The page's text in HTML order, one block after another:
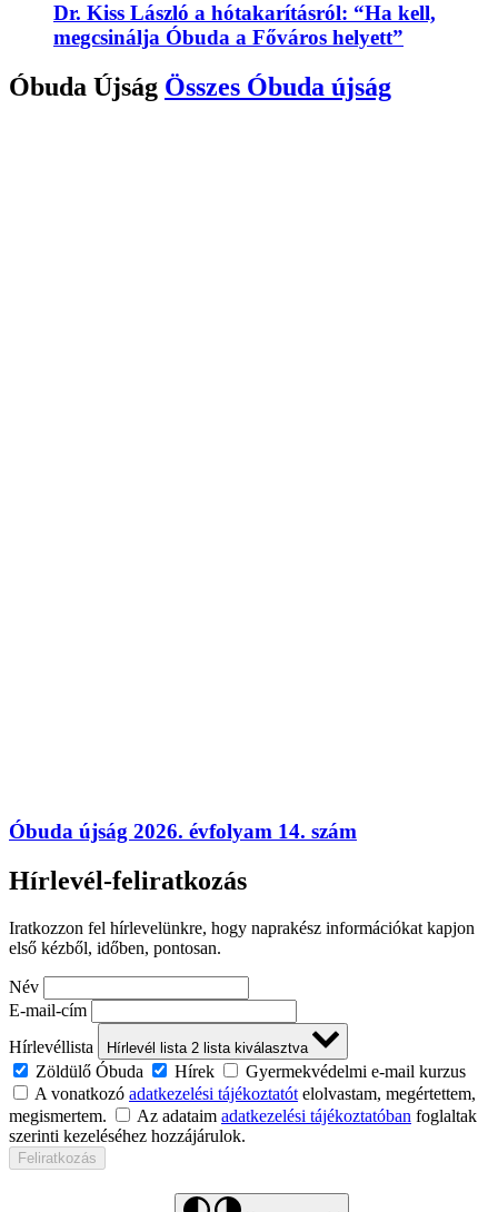
Dr. Kiss László a hótakarításról: “Ha kell,
megcsinálja Óbuda a Főváros helyett”
Óbuda Újság Összes Óbuda újság
Óbuda újság 2026. évfolyam 14. szám
Hírlevél-feliratkozás
Iratkozzon fel hírlevelünkre, hogy naprakész információkat kapjon
első kézből, időben, pontosan.
Név
E-mail-cím
Hírlevéllista
Hírlevél lista 2 lista kiválasztva
Zöldülő Óbuda Hírek
Gyermekvédelmi e-mail kurzus
A vonatkozó adatkezelési tájékoztatót elolvastam, megértettem,
megismertem.
Az adataim adatkezelési tájékoztatóban foglaltak
szerinti kezeléséhez hozzájárulok.
Feliratkozás